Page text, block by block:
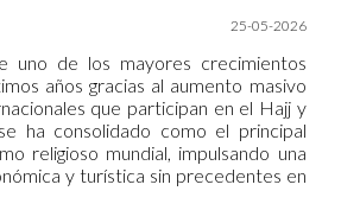
25-05-2026
uno de los mayores crecimientos
años gracias al aumento masivo
que participan en el Hajj y
ha consolidado como el principal
religioso mundial, impulsando una
y turística sin precedentes en